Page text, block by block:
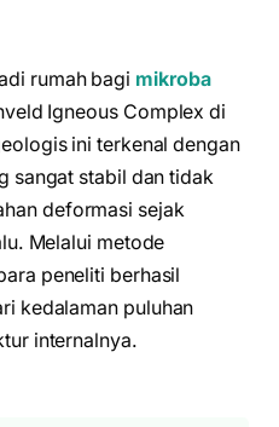
rumah bagi mikroba
Igneous Complex di
ini terkenal dengan
sangat stabil dan tidak
deformasi sejak
Melalui metode
peneliti berhasil
kedalaman puluhan
internalnya.